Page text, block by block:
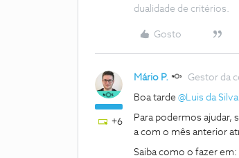
dualidade de critérios.
Gosto
+6
Mário P. Gestor da
Boa tarde @Luis da
Para podermos ajudar,
a com o mês anterior
Saiba como o fazer em: